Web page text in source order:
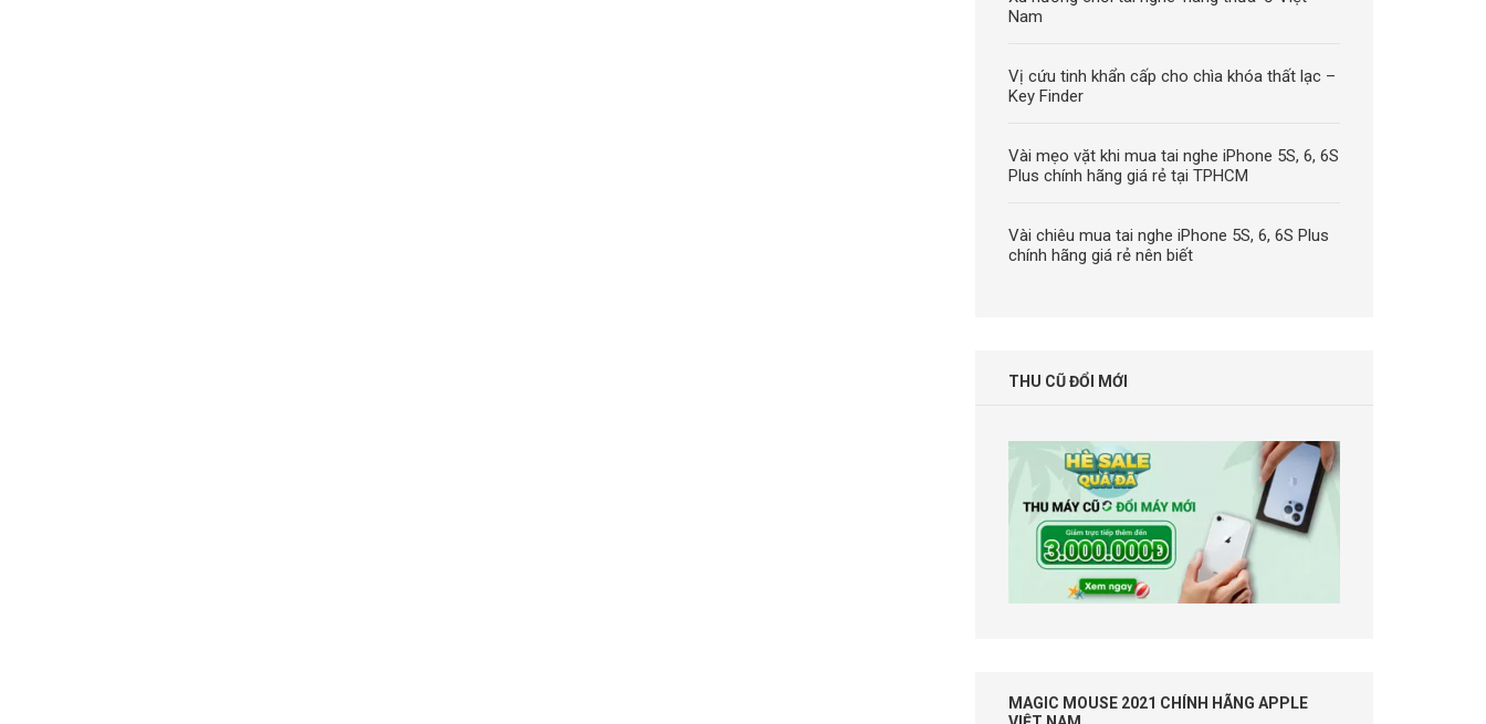
Nam
Vị cứu tinh khẩn cấp cho chìa khóa thất lạc –
Key Finder
Vài mẹo vặt khi mua tai nghe iPhone 5S, 6, 6S
Plus chính hãng giá rẻ tại TPHCM
Vài chiêu mua tai nghe iPhone 5S, 6, 6S Plus
chính hãng giá rẻ nên biết
THU CŨ ĐỔI MỚI
MAGIC MOUSE 2021 CHÍNH HÃNG APPLE